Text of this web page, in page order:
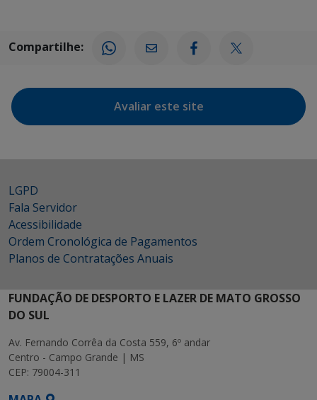
Compartilhe:
Avaliar este site
LGPD
Fala Servidor
Acessibilidade
Ordem Cronológica de Pagamentos
Planos de Contratações Anuais
FUNDAÇÃO DE DESPORTO E LAZER DE MATO GROSSO
DO SUL
Av. Fernando Corrêa da Costa 559, 6º andar
Centro - Campo Grande | MS
CEP: 79004-311